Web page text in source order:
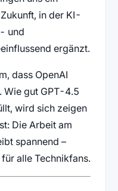
in der KI-
und
ergänzt.
dass OpenAI
gut GPT-4.5
wird sich zeigen
Die Arbeit am
spannend –
alle Technikfans.